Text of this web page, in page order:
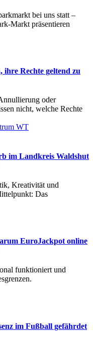
bei uns statt –
Markt präsentieren
ihre Rechte geltend zu
oder
nicht, welche Rechte
im Landkreis Waldshut
Kreativität und
Das
EuroJackpot online
funktioniert und
im Fußball gefährdet